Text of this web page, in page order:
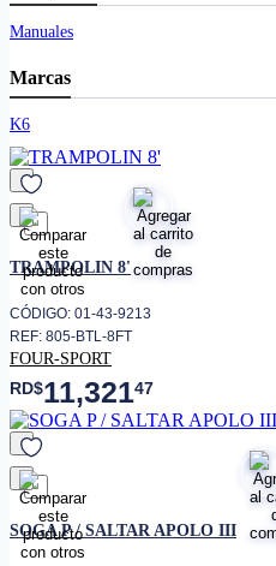
Manuales
Marcas
K6
favorito
TRAMPOLIN 8'
CÓDIGO: 01-43-9213
REF: 805-BTL-8FT
FOUR-SPORT
RD$11,32147
favorito
SOGA P / SALTAR APOLO III